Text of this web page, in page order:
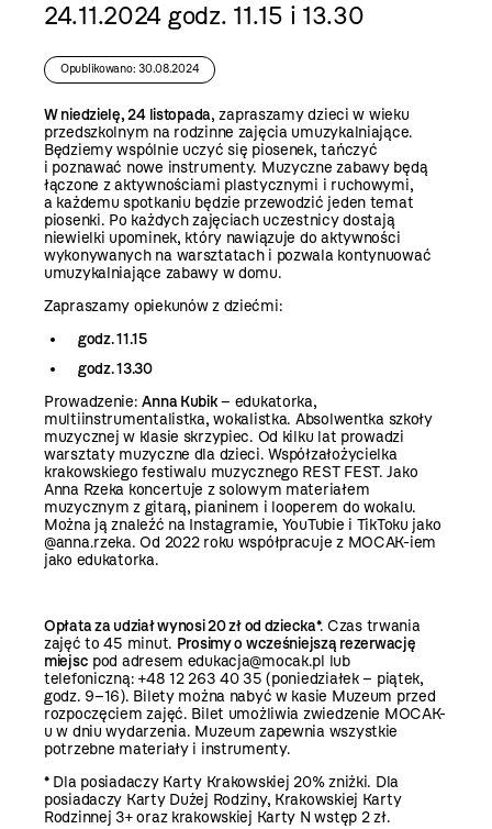
24.11.2024 godz. 11.15 i 13.30
Opublikowano: 30.08.2024
W niedzielę, 24 listopada, zapraszamy dzieci w wieku
przedszkolnym na rodzinne zajęcia umuzykalniające.
Będziemy wspólnie uczyć się piosenek, tańczyć
i poznawać nowe instrumenty. Muzyczne zabawy będą
łączone z aktywnościami plastycznymi i ruchowymi,
a każdemu spotkaniu będzie przewodzić jeden temat
piosenki. Po każdych zajęciach uczestnicy dostają
niewielki upominek, który nawiązuje do aktywności
wykonywanych na warsztatach i pozwala kontynuować
umuzykalniające zabawy w domu.
Zapraszamy opiekunów z dziećmi:
godz. 11.15
godz. 13.30
Prowadzenie:Anna Kubik– edukatorka,
multiinstrumentalistka, wokalistka. Absolwentka szkoły
muzycznej w klasie skrzypiec. Od kilku lat prowadzi
warsztaty muzyczne dla dzieci. Współzałożycielka
krakowskiego festiwalu muzycznego REST FEST. Jako
Anna Rzeka koncertuje z solowym materiałem
muzycznym z gitarą, pianinem i looperem do wokalu.
Można ją znaleźć na Instagramie, YouTubie i TikToku jako
@anna.rzeka. Od 2022 roku współpracuje z MOCAK-iem
jako edukatorka.
Opłata za udział wynosi 20 zł od dziecka*. Czas trwania
zajęć to 45 minut. Prosimy o wcześniejszą rezerwację
miejsc pod adresem edukacja@mocak.pl lub
telefoniczną: +48 12 263 40 35 (poniedziałek – piątek,
godz. 9–16). Bilety można nabyć w kasie Muzeum przed
rozpoczęciem zajęć. Bilet umożliwia zwiedzenie MOCAK-
u w dniu wydarzenia. Muzeum zapewnia wszystkie
potrzebne materiały i instrumenty.
* Dla posiadaczy Karty Krakowskiej 20% zniżki. Dla
posiadaczy Karty Dużej Rodziny, Krakowskiej Karty
Rodzinnej 3+ oraz krakowskiej Karty N wstęp 2 zł.